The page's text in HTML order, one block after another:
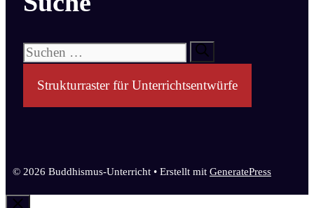
Suchen
Strukturraster für Unterrichtsentwürfe
© 2026 Buddhismus-Unterricht • Erstellt mit GeneratePress